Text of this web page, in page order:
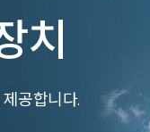
치
공합니다.